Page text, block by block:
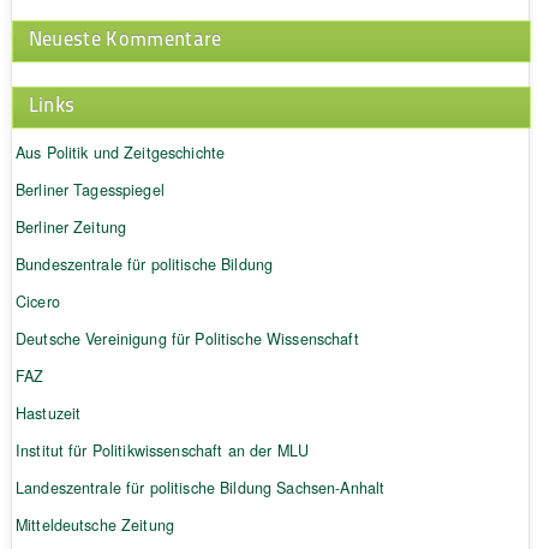
Neueste Kommentare
Links
Aus Politik und Zeitgeschichte
Berliner Tagesspiegel
Berliner Zeitung
Bundeszentrale für politische Bildung
Cicero
Deutsche Vereinigung für Politische Wissenschaft
FAZ
Hastuzeit
Institut für Politikwissenschaft an der MLU
Landeszentrale für politische Bildung Sachsen-Anhalt
Mitteldeutsche Zeitung